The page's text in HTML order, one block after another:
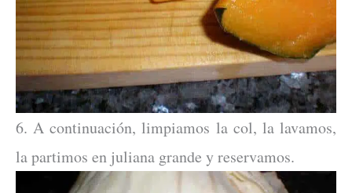
6. A continuación, limpiamos la col, la lavamos,
la partimos en juliana grande y reservamos.